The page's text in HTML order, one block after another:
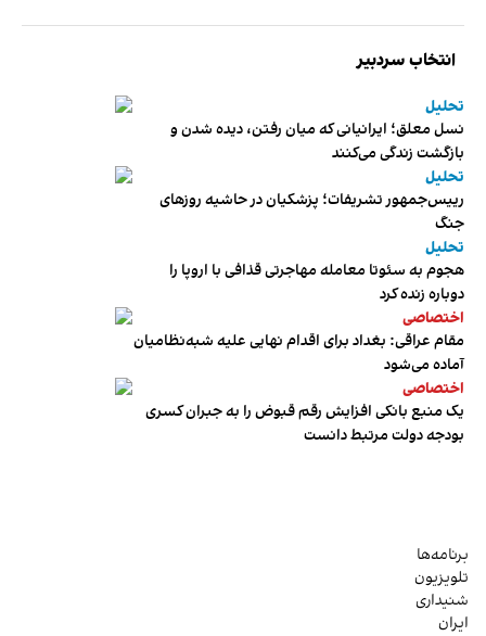
انتخاب سردبیر
تحلیل
نسل معلق؛ ایرانیانی که میان رفتن، دیده شدن و
بازگشت زندگی می‌کنند
تحلیل
رییس‌جمهور تشریفات؛ پزشکیان در حاشیه روزهای
جنگ
تحلیل
هجوم به سئوتا معامله مهاجرتی قذافی با اروپا را
دوباره زنده کرد
اختصاصی
مقام عراقی: بغداد برای اقدام نهایی علیه شبه‌نظامیان
آماده می‌شود
اختصاصی
یک منبع بانکی افزایش رقم قبوض را به جبران کسری
بودجه دولت مرتبط دانست
برنامه‌ها
تلویزیون
شنیداری
ایران